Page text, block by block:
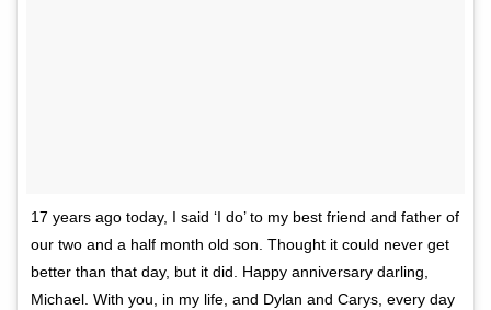
17 years ago today, I said ‘I do’ to my best friend and father of
our two and a half month old son. Thought it could never get
better than that day, but it did. Happy anniversary darling,
Michael. With you, in my life, and Dylan and Carys, every day